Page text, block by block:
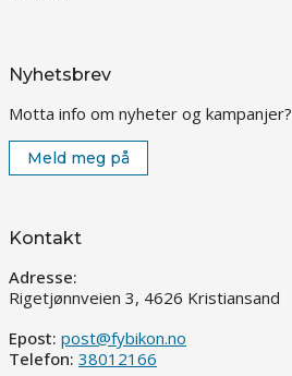
Nyhetsbrev
Motta info om nyheter og kampanjer?
Meld meg på
Kontakt
Adresse:
Rigetjønnveien 3, 4626 Kristiansand
Epost: post@fybikon.no
Telefon: 38012166